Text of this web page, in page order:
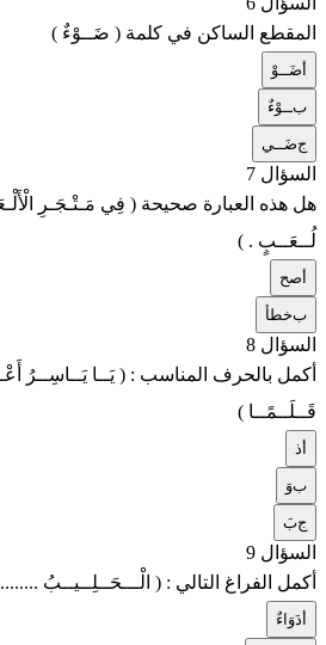
المقطع الساكن في كلمة ( ضَــوْءٌ )
ضَــوْ
بــوْءٌ
جضَــي
السؤال 7
هل هذه العبارة صحيحة ( فِي مَـتْـجَـرِ
لُــعَــبٍ . )
صح
بخطأ
السؤال 8
أكمل بالحرف المناسب : ( يَــا يَــاسِــرُ
قَــلَــمًــا )
ذ
بوَ
جبَ
السؤال 9
أكمل الفراغ التالي : ( الْـــحَــلِــيــبُ
دَوَاءٌ